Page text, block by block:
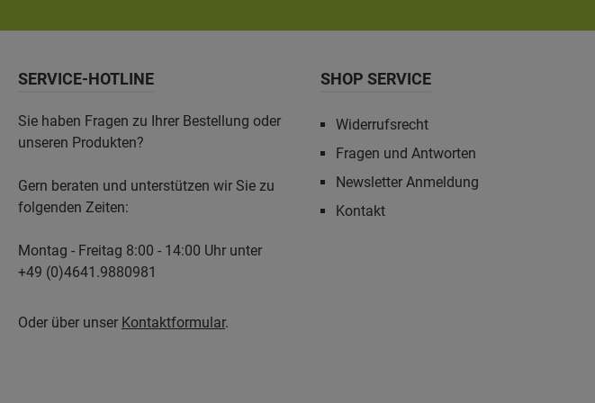
SERVICE-HOTLINE
Sie haben Fragen zu Ihrer Bestellung oder
unseren Produkten?
Gern beraten und unterstützen wir Sie zu
folgenden Zeiten:
Montag - Freitag 8:00 - 14:00 Uhr unter
+49 (0)4641.9880981
Oder über unser Kontaktformular.
SHOP SERVICE
Widerrufsrecht
Fragen und Antworten
Newsletter Anmeldung
Kontakt